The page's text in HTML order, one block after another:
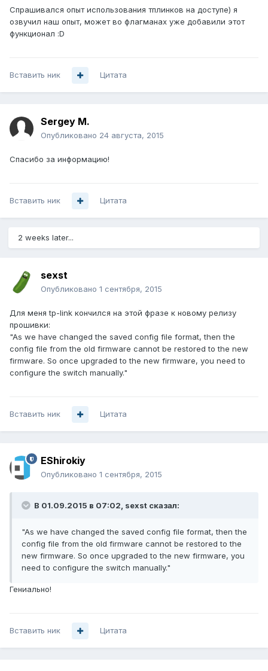
Спрашивался опыт использования тплинков на доступе) я
озвучил наш опыт, может во флагманах уже добавили этот
функционал :D
Вставить ник Цитата
Sergey M.
Опубликовано 24 августа, 2015
Спасибо за информацию!
Вставить ник Цитата
2 weeks later...
sexst
Опубликовано 1 сентября, 2015
Для меня tp-link кончился на этой фразе к новому релизу
прошивки:
"As we have changed the saved config file format, then the
config file from the old firmware cannot be restored to the new
firmware. So once upgraded to the new firmware, you need to
configure the switch manually."
Вставить ник Цитата
EShirokiy
Опубликовано 1 сентября, 2015
В 01.09.2015 в 07:02, sexst сказал:
"As we have changed the saved config file format, then the
config file from the old firmware cannot be restored to the
new firmware. So once upgraded to the new firmware, you
need to configure the switch manually."
Гениально!
Вставить ник Цитата